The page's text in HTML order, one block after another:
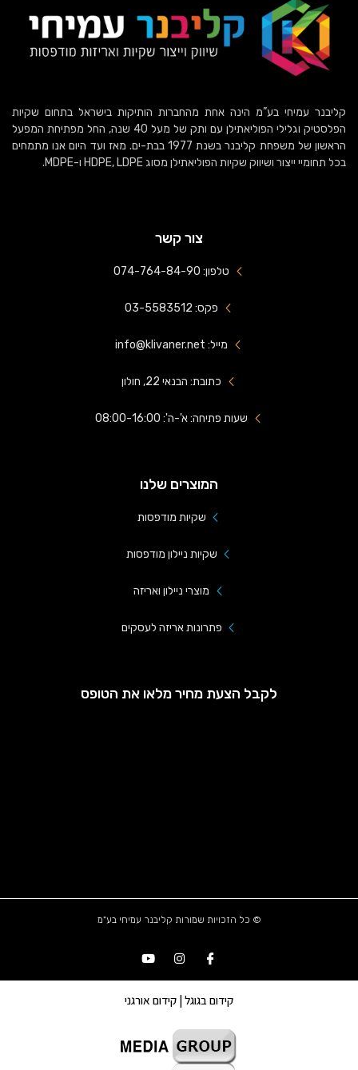
קליבנר עמיחי בע”מ הינה אחת מהחברות הותיקות בישראל בתחום שקיות
הפלסטיק וגלילי הפוליאתילן עם ותק של מעל 40 שנה, החל מפתיחת המפעל
הראשון של משפחת קליבנר בשנת 1977 בבת-ים. מאז ועד היום אנו מתמחים
בכל תחומיי ייצור ושיווק שקיות הפוליאתילן מסוג HDPE, LDPE ו-MDPE.
צור קשר
טלפון: 074-764-84-90
פקס: 03-5583512
מייל: info@klivaner.net
כתובת: הבנאי 22, חולון
שעות פתיחה: א'-ה': 08:00-16:00
המוצרים שלנו
שקיות מודפסות
שקיות ניילון מודפסות
מוצרי ניילון ואריזה
פתרונות אריזה לעסקים
לקבל הצעת מחיר מלאו את הטופס
© כל הזכויות שמורות קליבנר עמיחי בע"מ
קידום בגוגל | קידום אורגני